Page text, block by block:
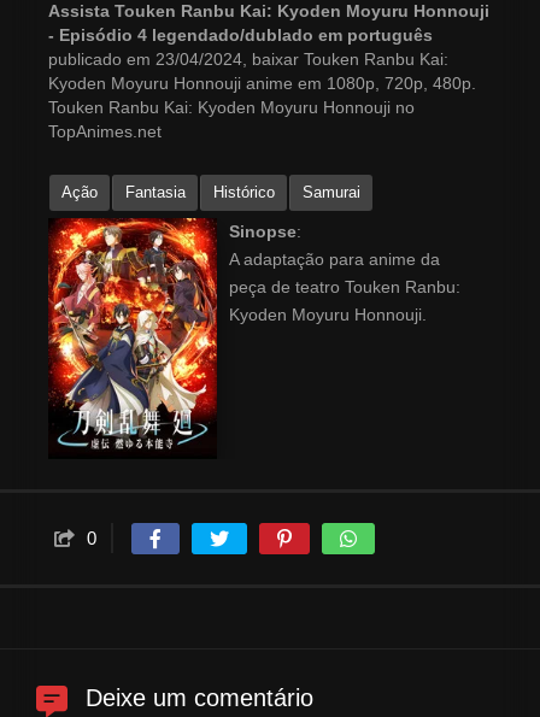
Assista Touken Ranbu Kai: Kyoden Moyuru Honnouji
- Episódio 4 legendado/dublado em português
publicado em 23/04/2024, baixar Touken Ranbu Kai:
Kyoden Moyuru Honnouji anime em 1080p, 720p, 480p.
Touken Ranbu Kai: Kyoden Moyuru Honnouji no
TopAnimes.net
Ação Fantasia Histórico Samurai
Sinopse:
A adaptação para anime da
peça de teatro Touken Ranbu:
Kyoden Moyuru Honnouji.
0
Deixe um comentário